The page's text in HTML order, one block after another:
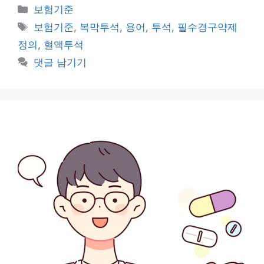
카
테
리
보험기준
태
그
보험기준, 복막투석, 용어 , 투석, 필수경구약제
정의 , 혈액투석
댓글 남기기